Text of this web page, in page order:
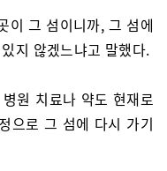
이 그 섬이니까, 그 섬에
지 않겠느냐고 말했다.
원 치료나 약도 현재로
으로 그 섬에 다시 가기